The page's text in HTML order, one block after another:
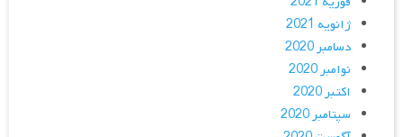
ژانویه 2021
دسامبر 2020
نوامبر 2020
اکتبر 2020
سپتامبر 2020